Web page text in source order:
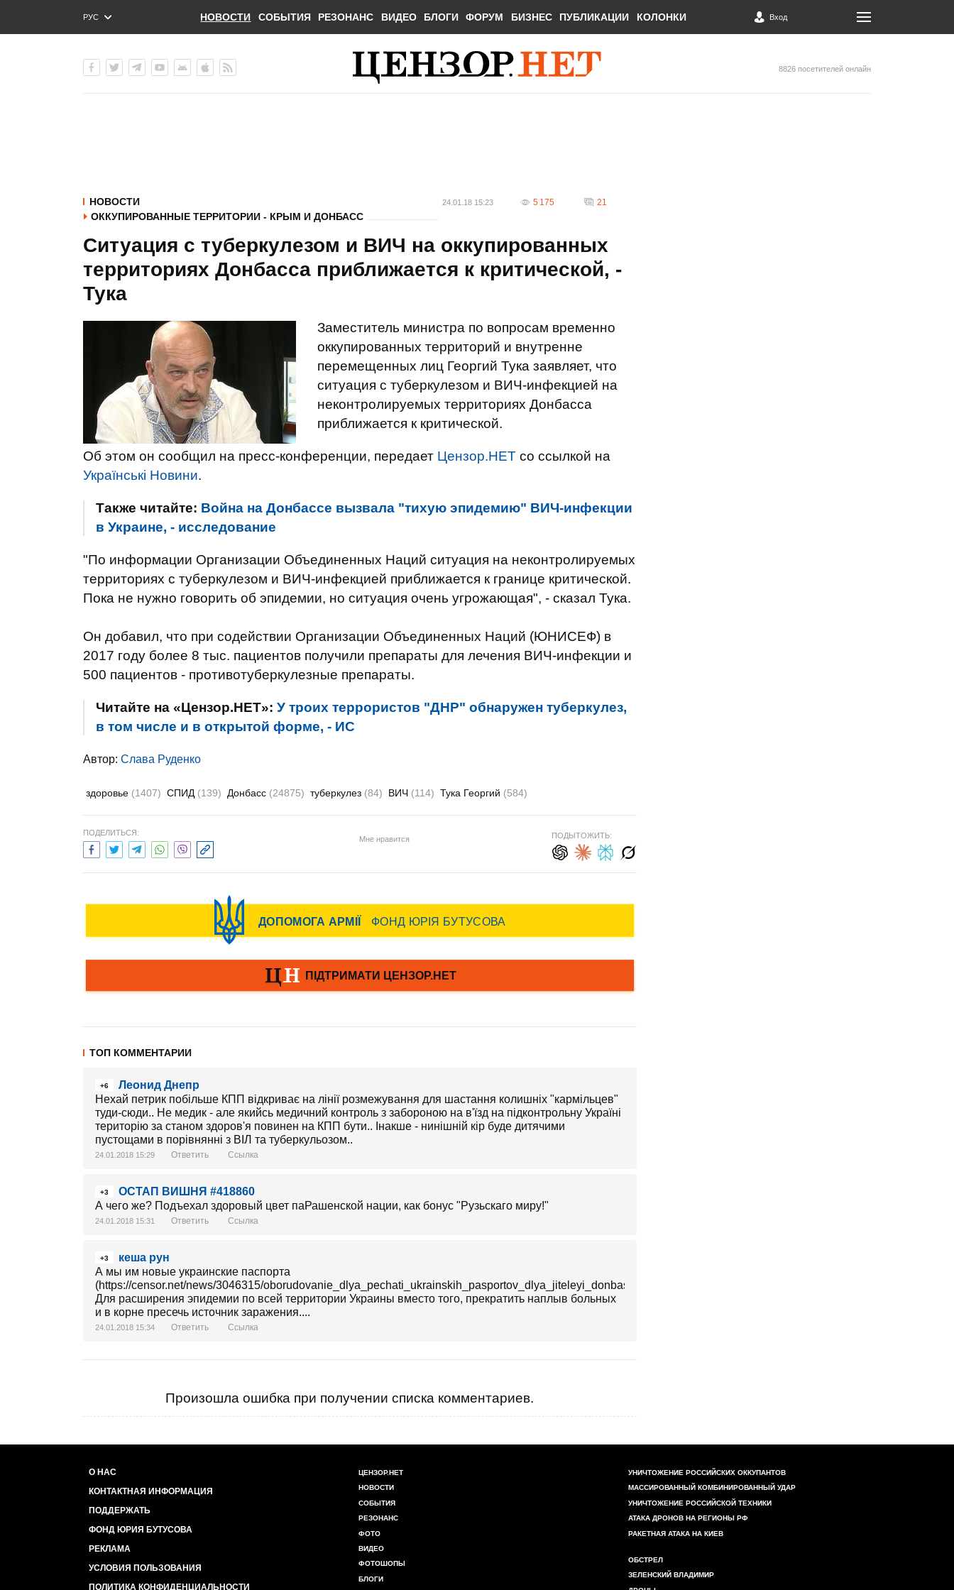
РУС
ENG
НОВОСТИ СОБЫТИЯ РЕЗОНАНС ВИДЕО БЛОГИ ФОРУМ БИЗНЕС ПУБЛИКАЦИИ КОЛОНКИ Вход
8826 посетителей онлайн
НОВОСТИ
ОККУПИРОВАННЫЕ ТЕРРИТОРИИ - КРЫМ И ДОНБАСС
24.01.18 15:23 5 175 21
Ситуация с туберкулезом и ВИЧ на оккупированных
территориях Донбасса приближается к критической, -
Тука
Заместитель министра по вопросам временно
оккупированных территорий и внутренне
перемещенных лиц Георгий Тука заявляет, что
ситуация с туберкулезом и ВИЧ-инфекцией на
неконтролируемых территориях Донбасса
приближается к критической.
Об этом он сообщил на пресс-конференции, передает Цензор.НЕТ со ссылкой на
Українські Новини.
Также читайте: Война на Донбассе вызвала "тихую эпидемию" ВИЧ-инфекции
в Украине, - исследование
"По информации Организации Объединенных Наций ситуация на неконтролируемых
территориях с туберкулезом и ВИЧ-инфекцией приближается к границе критической.
Пока не нужно говорить об эпидемии, но ситуация очень угрожающая", - сказал Тука.
Он добавил, что при содействии Организации Объединенных Наций (ЮНИСЕФ) в
2017 году более 8 тыс. пациентов получили препараты для лечения ВИЧ-инфекции и
500 пациентов - противотуберкулезные препараты.
Читайте на «Цензор.НЕТ»: У троих террористов "ДНР" обнаружен туберкулез,
в том числе и в открытой форме, - ИС
Автор: Слава Руденко
здоровье (1407) СПИД (139) Донбасс (24875) туберкулез (84) ВИЧ (114) Тука Георгий (584)
ПОДЕЛИТЬСЯ:
Мне нравится ПОДЫТОЖИТЬ:
ТОП КОММЕНТАРИИ
+6
Леонид Днепр
Нехай петрик побільше КПП відкриває на лінії розмежування для шастання колишніх "кармільцев"
туди-сюди.. Не медик - але якийсь медичний контроль з забороною на в'їзд на підконтрольну Україні
територію за станом здоров'я повинен на КПП бути.. Інакше - нинішній кір буде дитячими
пустощами в порівнянні з ВІЛ та туберкульозом..
24.01.2018 15:29 Ответить Ссылка
+3
ОСТАП ВИШНЯ #418860
А чего же? Подъехал здоровый цвет паРашенской нации, как бонус "Рузьскаго миру!"
24.01.2018 15:31 Ответить Ссылка
+3
кеша рун
А мы им новые украинские паспорта
(https://censor.net/news/3046315/oborudovanie_dlya_pechati_ukrainskih_pasportov_dlya_jiteleyi_donbassa_zarabotaet_v_blijayishie_mesyatsy)......
Для расширения эпидемии по всей территории Украины вместо того, прекратить наплыв больных
и в корне пресечь источник заражения....
24.01.2018 15:34 Ответить Ссылка
Произошла ошибка при получении списка комментариев.
О НАС
КОНТАКТНАЯ ИНФОРМАЦИЯ
ПОДДЕРЖАТЬ
ФОНД ЮРИЯ БУТУСОВА
РЕКЛАМА
УСЛОВИЯ ПОЛЬЗОВАНИЯ
ПОЛИТИКА КОНФИДЕНЦИАЛЬНОСТИ
ЦЕНЗОР.НЕТ
НОВОСТИ
СОБЫТИЯ
РЕЗОНАНС
ФОТО
ВИДЕО
ФОТОШОПЫ
БЛОГИ
УНИЧТОЖЕНИЕ РОССИЙСКИХ ОККУПАНТОВ
МАССИРОВАННЫЙ КОМБИНИРОВАННЫЙ УДАР
УНИЧТОЖЕНИЕ РОССИЙСКОЙ ТЕХНИКИ
АТАКА ДРОНОВ НА РЕГИОНЫ РФ
РАКЕТНАЯ АТАКА НА КИЕВ
ОБСТРЕЛ
ЗЕЛЕНСКИЙ ВЛАДИМИР